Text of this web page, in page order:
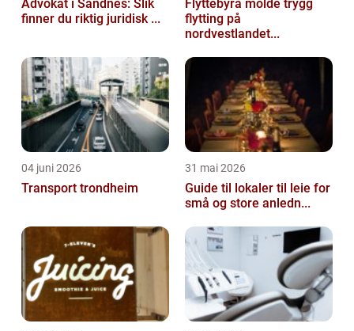
Advokat i Sandnes: Slik
finner du riktig juridisk ...
Flyttebyrå molde trygg
flytting på
nordvestlandet...
04 juni 2026
Transport trondheim
31 mai 2026
Guide til lokaler til leie for
små og store anledn...